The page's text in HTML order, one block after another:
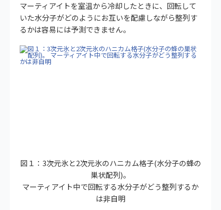
マーティアイトを室温から冷却したときに、回転して
いた水分子がどのようにお互いを配慮しながら整列す
るかは容易には予測できません。
図１：3次元氷と2次元氷のハニカム格子(水分子の蜂の
巣状配列)。
マーティアイト中で回転する水分子がどう整列するか
は非自明